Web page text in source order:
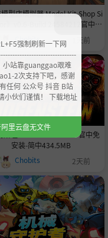
型店模拟器 Model Kit Shop Si
》v0.6-Build 24584212官中免
Chobits 1天前
斯坦》-Build 24535607官中免
安装-简中434.5MB
Chobits
2天前
强制刷新一下网
小站靠guanggao艰难
2次支持下吧，感谢
任何 公众号 抖音 B站
小伙们谨慎！ 下载地址
里云盘无文件